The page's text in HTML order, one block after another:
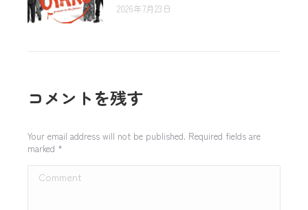
2026年7月23日
コメントを残す
Your email address will not be published. Required fields are
marked *
Comment